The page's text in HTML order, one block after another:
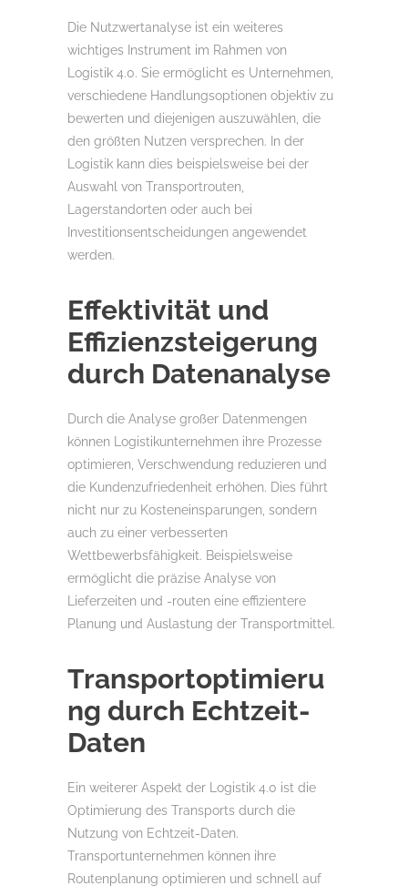
Die Nutzwertanalyse ist ein weiteres
wichtiges Instrument im Rahmen von
Logistik 4.0. Sie ermöglicht es Unternehmen,
verschiedene Handlungsoptionen objektiv zu
bewerten und diejenigen auszuwählen, die
den größten Nutzen versprechen. In der
Logistik kann dies beispielsweise bei der
Auswahl von Transportrouten,
Lagerstandorten oder auch bei
Investitionsentscheidungen angewendet
werden.
Effektivität und
Effizienzsteigerung
durch Datenanalyse
Durch die Analyse großer Datenmengen
können Logistikunternehmen ihre Prozesse
optimieren, Verschwendung reduzieren und
die Kundenzufriedenheit erhöhen. Dies führt
nicht nur zu Kosteneinsparungen, sondern
auch zu einer verbesserten
Wettbewerbsfähigkeit. Beispielsweise
ermöglicht die präzise Analyse von
Lieferzeiten und -routen eine effizientere
Planung und Auslastung der Transportmittel.
Transportoptimieru
ng durch Echtzeit-
Daten
Ein weiterer Aspekt der Logistik 4.0 ist die
Optimierung des Transports durch die
Nutzung von Echtzeit-Daten.
Transportunternehmen können ihre
Routenplanung optimieren und schnell auf